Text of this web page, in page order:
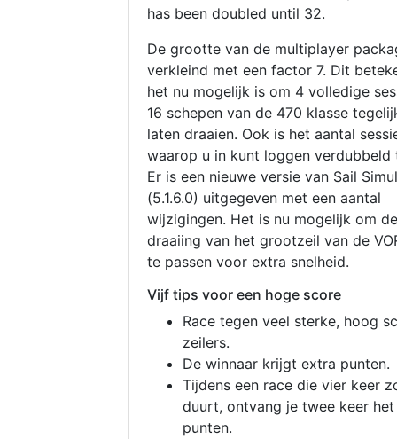
has been doubled until 32.
De grootte van de multiplayer
verkleind met een factor 7. Dit
het nu mogelijk is om 4 volledige
16 schepen van de 470 klasse
laten draaien. Ook is het aantal
waarop u in kunt loggen verdubbeld
Er is een nieuwe versie van Sail
(5.1.6.0) uitgegeven met een aantal
wijzigingen. Het is nu mogelijk om de
draaiing van het grootzeil van de
te passen voor extra snelheid.
Vijf tips voor een hoge score
Race tegen veel sterke, hoog
zeilers.
De winnaar krijgt extra punten.
Tijdens een race die vier keer
duurt, ontvang je twee keer
punten.